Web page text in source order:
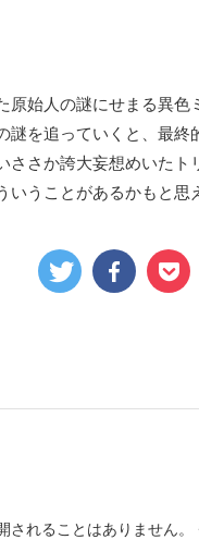
原始人の謎にせまる異
謎を追っていくと、最
ささか誇大妄想めいた
いうことがあるかもと思
されることはありません。